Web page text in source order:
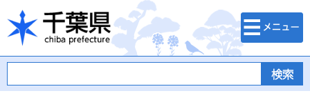
千葉県
検索・メニュ
ー